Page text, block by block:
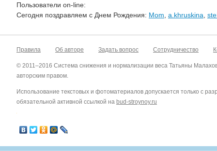
Пользователи on-line:
Cегодня поздравляем с Днем Рождения: Mom a.khruskina
Правила Об авторе Задать вопрос Сотрудничество
© 2011–2016 Система снижения и нормализации веса Татьяны
авторским правом.
Использование текстовых и фотоматериалов допускается только с
обязательной активной ссылкой на bud-stroynoy.ru